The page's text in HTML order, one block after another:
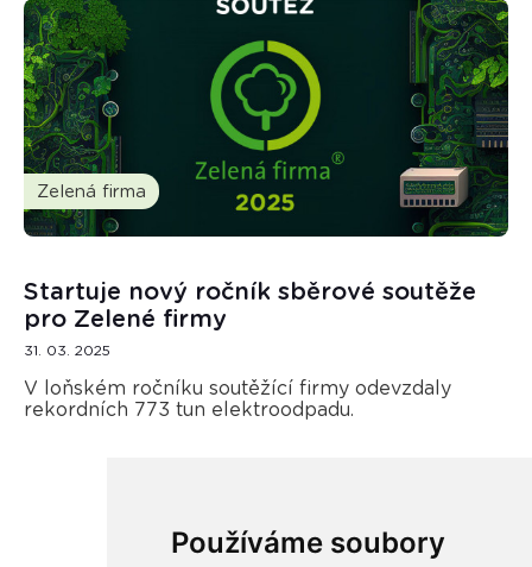
Používáme soubory
Zelená firma
Startuje nový ročník sběrové soutěže
pro Zelené firmy
31. 03. 2025
V loňském ročníku soutěžící firmy odevzdaly
rekordních 773 tun elektroodpadu.
Načíst další